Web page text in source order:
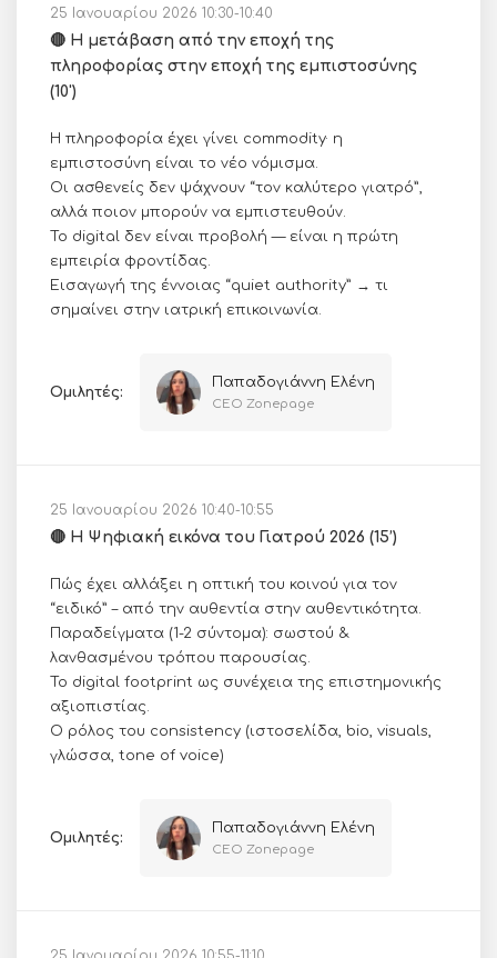
25 Ιανουαρίου 2026 10:30-10:40
🔴 Η μετάβαση από την εποχή της
πληροφορίας στην εποχή της εμπιστοσύνης
(10')
Η πληροφορία έχει γίνει commodity· η
εμπιστοσύνη είναι το νέο νόμισμα.
Οι ασθενείς δεν ψάχνουν “τον καλύτερο γιατρό”,
αλλά ποιον μπορούν να εμπιστευθούν.
Το digital δεν είναι προβολή — είναι η πρώτη
εμπειρία φροντίδας.
Εισαγωγή της έννοιας “quiet authority” → τι
σημαίνει στην ιατρική επικοινωνία.
Ομιλητές:
Παπαδογιάννη Ελένη
CEO Zonepage
25 Ιανουαρίου 2026 10:40-10:55
🔴 Η Ψηφιακή εικόνα του Γιατρού 2026 (15’)
Πώς έχει αλλάξει η οπτική του κοινού για τον
“ειδικό” – από την αυθεντία στην αυθεντικότητα.
Παραδείγματα (1-2 σύντομα): σωστού &
λανθασμένου τρόπου παρουσίας.
Το digital footprint ως συνέχεια της επιστημονικής
αξιοπιστίας.
Ο ρόλος του consistency (ιστοσελίδα, bio, visuals,
γλώσσα, tone of voice)
Ομιλητές:
Παπαδογιάννη Ελένη
CEO Zonepage